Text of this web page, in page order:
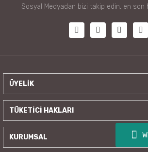
Sosyal Medyadan bizi takip edin, en son
ÜYELİK
TÜKETİCİ HAKLARI
KURUMSAL